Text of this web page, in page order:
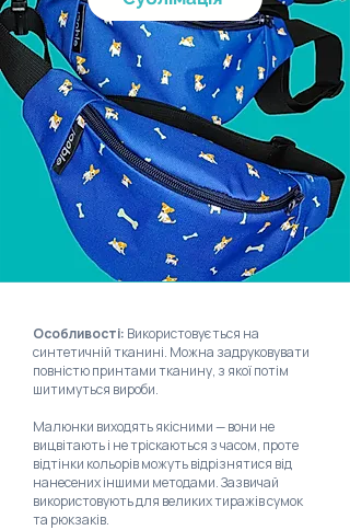
Особливості: Використовується на
синтетичній тканині. Можна задруковувати
повністю принтами тканину, з якої потім
шитимуться вироби.
Малюнки виходять якісними — вони не
вицвітають і не тріскаються з часом, проте
відтінки кольорів можуть відрізнятися від
нанесених іншими методами. Зазвичай
використовують для великих тиражів сумок
та рюкзаків.